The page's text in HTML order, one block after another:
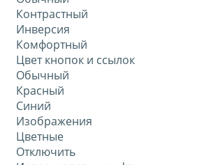
Контрастный
Инверсия
Комфортный
Цвет кнопок и ссылок
Обычный
Красный
Синий
Изображения
Цветные
Отключить